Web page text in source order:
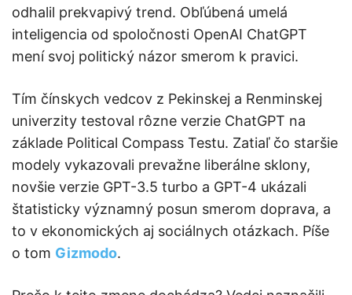
odhalil prekvapivý trend. Obľúbená umelá
inteligencia od spoločnosti OpenAI ChatGPT
mení svoj politický názor smerom k pravici.
Tím čínskych vedcov z Pekinskej a Renminskej
univerzity testoval rôzne verzie ChatGPT na
základe Political Compass Testu. Zatiaľ čo staršie
modely vykazovali prevažne liberálne sklony,
novšie verzie GPT-3.5 turbo a GPT-4 ukázali
štatisticky významný posun smerom doprava, a
to v ekonomických aj sociálnych otázkach. Píše
o tom Gizmodo.